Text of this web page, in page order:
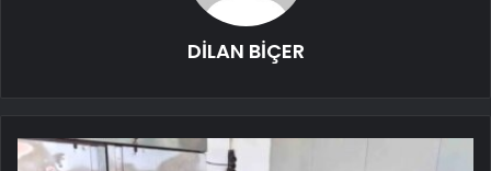
DİLAN BİÇER